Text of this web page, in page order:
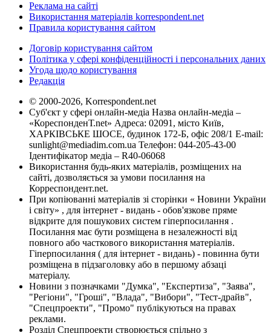
Реклама на сайті
Використання матеріалів korrespondent.net
Правила користування сайтом
Договір користування сайтом
Політика у сфері конфіденційності і персональних даних
Угода щодо користування
Редакція
© 2000-2026, Korrespondent.net
Суб'єкт у сфері онлайн-медіа Назва онлайн-медіа –
«КореспонденТ.net» Адреса: 02091, місто Київ,
ХАРКІВСЬКЕ ШОСЕ, будинок 172-Б, офіс 208/1 E-mail:
sunlight@mediadim.com.ua Телефон: 044-205-43-00
Ідентифікатор медіа – R40-06068
Використання будь-яких матеріалів, розміщених на
сайті, дозволяється за умови посилання на
Корреспондент.net.
При копіюванні матеріалів зі сторінки « Новини України
і світу» , для інтернет - видань - обов'язкове пряме
відкрите для пошукових систем гіперпосилання .
Посилання має бути розміщена в незалежності від
повного або часткового використання матеріалів.
Гіперпосилання ( для інтернет - видань) - повинна бути
розміщена в підзаголовку або в першому абзаці
матеріалу.
Новини з позначками "Думка", "Експертиза", "Заява",
"Регіони", "Гроші", "Влада", "Вибори", "Тест-драйв",
"Спецпроекти", "Промо" публікуються на правах
реклами.
Розділ Спецпроекти створюється спільно з